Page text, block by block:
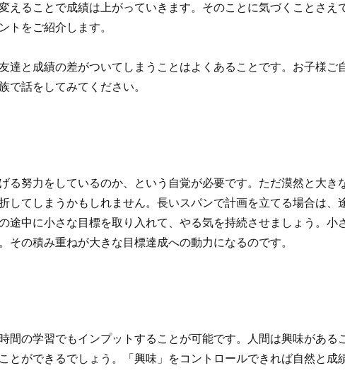
えることで成績は上がっていきます。そのことに気づくことさえ
トをご紹介します。
達と成績の差がついてしまうことはよくあることです。お子様ご
で話をしてみてください。
る努力をしているのか、という自覚が必要です。ただ漠然と大き
してしまうかもしれません。長いスパンで計画を立てる場合は、
途中に小さな目標を取り入れて、やる気を持続させましょう。小
その積み重ねが大きな目標達成への動力になるのです。
間の学習でもインプットすることが可能です。人間は興味がある
とができるでしょう。「興味」をコントロールできれば自然と成